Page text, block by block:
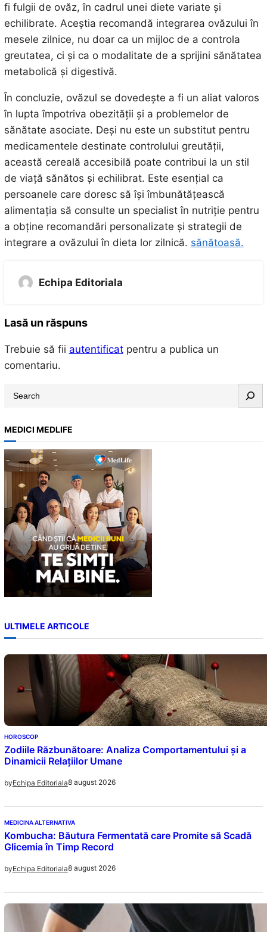
fi fulgii de ovăz, în cadrul unei diete variate și
echilibrate. Aceștia recomandă integrarea ovăzului în
mesele zilnice, nu doar ca un mijloc de a controla
greutatea, ci și ca o modalitate de a sprijini sănătatea
metabolică și digestivă.
În concluzie, ovăzul se dovedește a fi un aliat valoros
în lupta împotriva obezității și a problemelor de
sănătate asociate. Deși nu este un substitut pentru
medicamentele destinate controlului greutății,
această cereală accesibilă poate contribui la un stil
de viață sănătos și echilibrat. Este esențial ca
persoanele care doresc să își îmbunătățească
alimentația să consulte un specialist în nutriție pentru
a obține recomandări personalizate și strategii de
integrare a ovăzului în dieta lor zilnică. sănătoasă.
Echipa Editoriala
Lasă un răspuns
Trebuie să fii autentificatpentru a publica un
comentariu.
r
c
h
MEDICI MEDLIFE
ULTIMELE ARTICOLE
HOROSCOP
Zodiile Răzbunătoare: Analiza Comportamentului și a
Dinamicii Relațiilor Umane
byEchipa Editoriala8 august 2026
MEDICINA ALTERNATIVA
Kombucha: Băutura Fermentată care Promite să Scadă
Glicemia în Timp Record
byEchipa Editoriala8 august 2026